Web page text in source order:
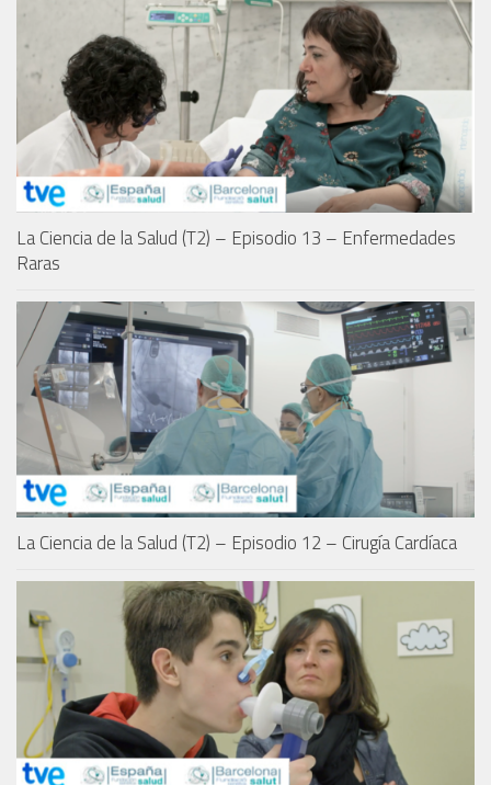
La Ciencia de la Salud (T2) – Episodio 13 – Enfermedades
Raras
La Ciencia de la Salud (T2) – Episodio 12 – Cirugía Cardíaca